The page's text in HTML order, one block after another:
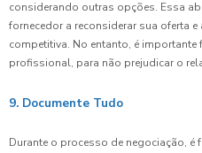
considerando outras opções. Essa
fornecedor a reconsiderar sua oferta
competitiva. No entanto, é importante
profissional, para não prejudicar o
9. Documente Tudo
Durante o processo de negociação,